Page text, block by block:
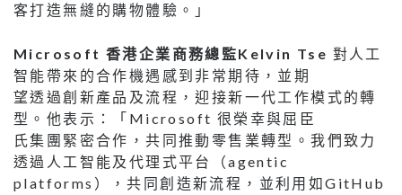
客打造無縫的購物體驗。」
Microsoft 香港企業商務總監Kelvin Tse 對人工
智能帶來的合作機遇感到非常期待，並期
望透過創新產品及流程，迎接新一代工作模式的轉
型。他表示：「Microsoft 很榮幸與屈臣
氏集團緊密合作，共同推動零售業轉型。我們致力
透過人工智能及代理式平台（agentic
platforms），共同創造新流程，並利用如GitHub